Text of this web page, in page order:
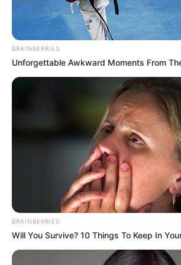
BRAINBERRIES
Unforgettable Awkward Moments From
BRAINBERRIES
Will You Survive? 10 Things To Keep In